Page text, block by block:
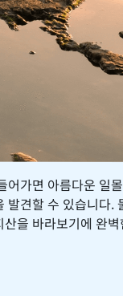
어가면 아름다운 일
발견할 수 있습니다.
산을 바라보기에 완